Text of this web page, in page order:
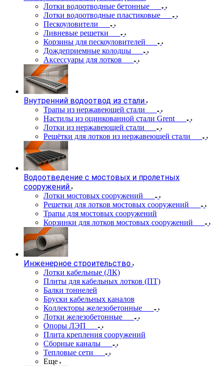
Лотки водоотводные бетонные
Лотки водоотводные пластиковые
Пескоуловители
Ливневые решетки
Корзины для пескоуловителей
Дождеприемные колодцы
Аксессуары для лотков
Внутренний водоотвод из стали
Трапы из нержавеющей стали
Настилы из оцинкованной стали Grent
Лотки из нержавеющей стали
Решётки для лотков из нержавеющей стали
Водоотведение с мостовых и пролетных
сооружений
Лотки мостовых сооружений
Решетки для лотков мостовых сооружений
Трапы для мостовых сооружений
Корзинки для лотков мостовых сооружений
Инженерное строительство
Лотки кабельные (ЛК)
Плиты для кабельных лотков (ПТ)
Балки тоннелей
Бруски кабельных каналов
Коллекторы железобетонные
Лотки железобетонные
Опоры ЛЭП
Плита крепления сооружений
Сборные каналы
Тепловые сети
Еще